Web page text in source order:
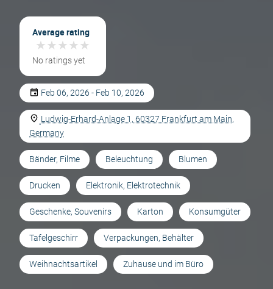
Average rating
★★★★★
★★★★★
No ratings yet
Feb 06, 2026 - Feb 10, 2026
Ludwig-Erhard-Anlage 1, 60327 Frankfurt am Main,
Germany
Bänder, Filme Beleuchtung Blumen
Drucken Elektronik, Elektrotechnik
Geschenke, Souvenirs Karton Konsumgüter
Tafelgeschirr Verpackungen, Behälter
Weihnachtsartikel Zuhause und im Büro